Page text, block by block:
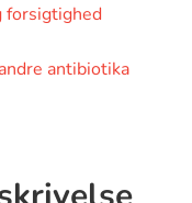
forsigtighed
antibiotika